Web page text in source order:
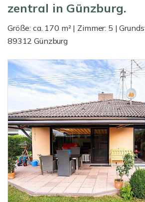
zentral in Günzburg.
Größe: ca. 170 m² | Zimmer: 5 |
89312 Günzburg